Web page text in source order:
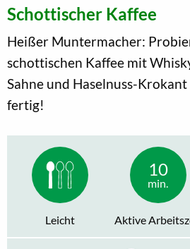
Schottischer Kaffee
Heißer Muntermacher:
schottischen Kaffee mit
Sahne und Haselnuss-
fertig!
Leicht
10
min.
Aktive